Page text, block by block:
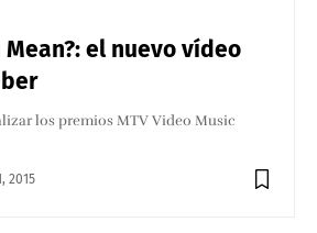
Mean?: el nuevo vídeo
los premios MTV Video Music
2015